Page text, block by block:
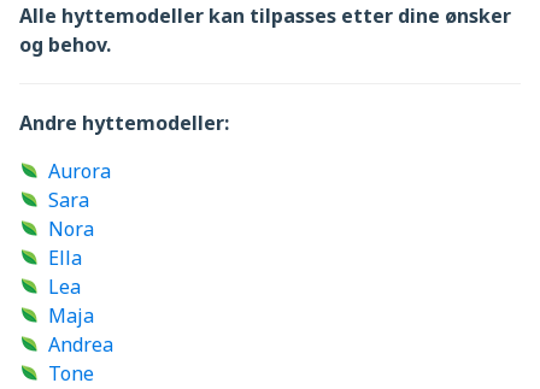
Alle hyttemodeller kan tilpasses etter dine ønsker
og behov.
Andre hyttemodeller:
Aurora
Sara
Nora
Ella
Lea
Maja
Andrea
Tone